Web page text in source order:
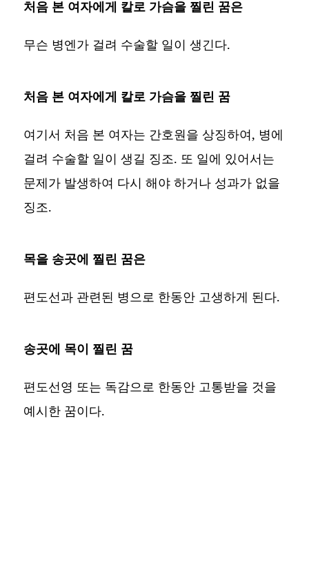
처음 본 여자에게 칼로 가슴을 찔린 꿈은
무슨 병엔가 걸려 수술할 일이 생긴다.
처음 본 여자에게 칼로 가슴을 찔린 꿈
여기서 처음 본 여자는 간호원을 상징하여, 병에
걸려 수술할 일이 생길 징조. 또 일에 있어서는
문제가 발생하여 다시 해야 하거나 성과가 없을
징조.
목을 송곳에 찔린 꿈은
편도선과 관련된 병으로 한동안 고생하게 된다.
송곳에 목이 찔린 꿈
편도선영 또는 독감으로 한동안 고통받을 것을
예시한 꿈이다.